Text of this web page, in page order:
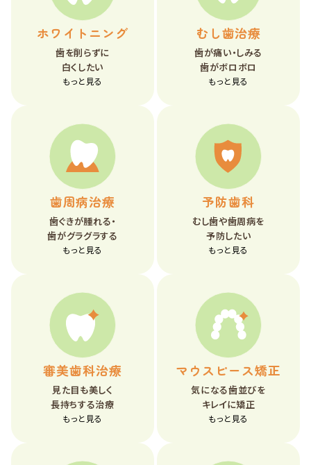
ホワイトニング
歯を削らずに
白くしたい
もっと見る
むし歯治療
歯が痛い・しみる
歯がボロボロ
もっと見る
歯周病治療
歯ぐきが腫れる・
歯がグラグラする
もっと見る
予防歯科
むし歯や歯周病を
予防したい
もっと見る
審美歯科治療
見た目も美しく
長持ちする治療
もっと見る
マウスピース矯正
気になる歯並びを
キレイに矯正
もっと見る